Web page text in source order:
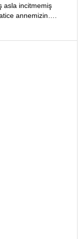
asla incitmemiş
annemizin….